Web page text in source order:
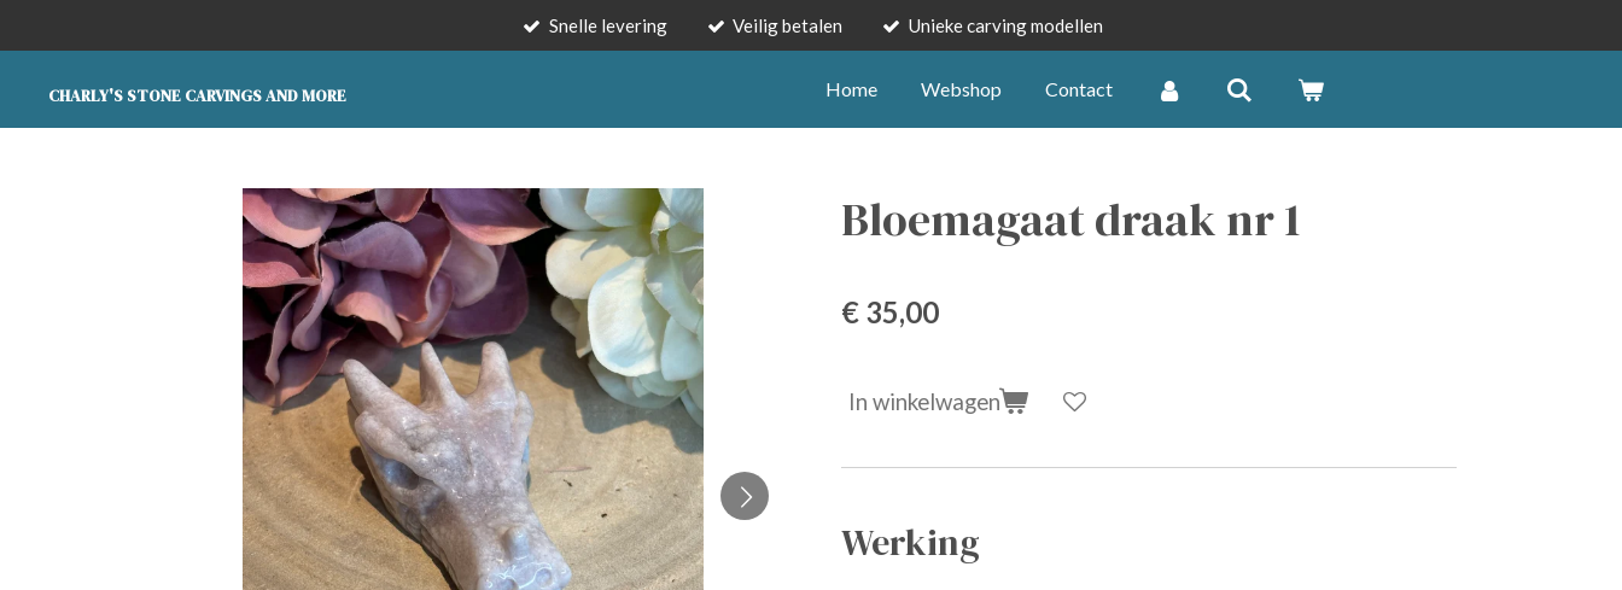
de
Snelle levering Veilig betalen Unieke carving modellen
CHARLY'S STONE CARVINGS AND MORE Home Webshop Contact
Bloemagaat draak nr 1
€ 35,00
In winkelwagen
Werking